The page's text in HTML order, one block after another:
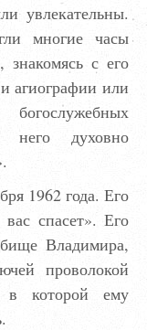
увлекательны.
многие часы
с его
агиографии или
духовно
1962 года. Его
спасет». Его
Владимира,
проволокой
в которой ему